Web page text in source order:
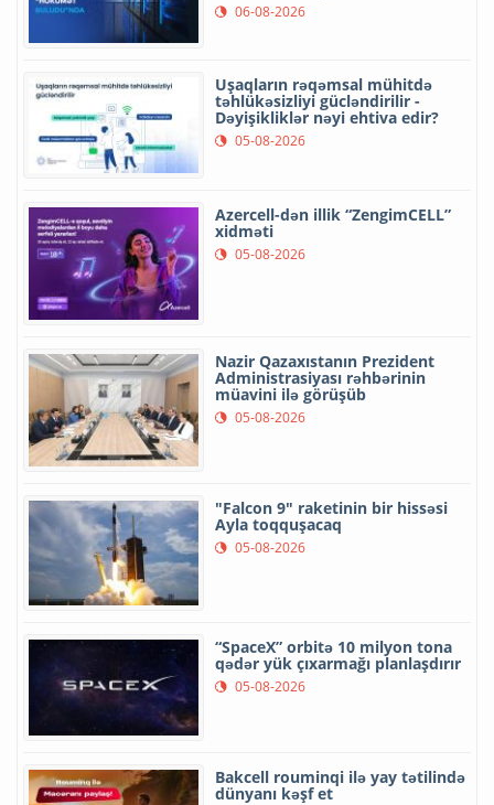
06-08-2026
Uşaqların rəqəmsal mühitdə
təhlükəsizliyi gücləndirilir -
Dəyişikliklər nəyi ehtiva edir?
05-08-2026
Azercell-dən illik “ZengimCELL”
xidməti
05-08-2026
Nazir Qazaxıstanın Prezident
Administrasiyası rəhbərinin
müavini ilə görüşüb
05-08-2026
"Falcon 9" raketinin bir hissəsi
Ayla toqquşacaq
05-08-2026
“SpaceX” orbitə 10 milyon tona
qədər yük çıxarmağı planlaşdırır
05-08-2026
Bakcell rouminqi ilə yay tətilində
dünyanı kəşf et